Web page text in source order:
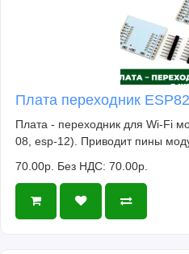
Плата переходник
Плата - переходник для Wi-Fi
08, esp-12). Приводит пины
70.00р. Без НДС: 70.00р.